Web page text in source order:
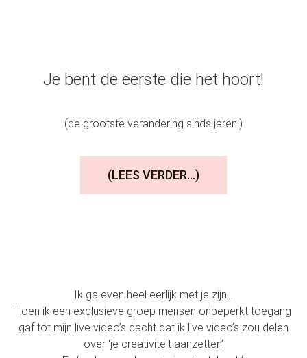
Je bent de eerste die het hoort!
(de grootste verandering sinds jaren!)
(LEES VERDER...)
Ik ga even heel eerlijk met je zijn…
Toen ik een exclusieve groep mensen onbeperkt toegang
gaf tot mijn live video’s dacht dat ik live video’s zou delen
over ‘je creativiteit aanzetten’